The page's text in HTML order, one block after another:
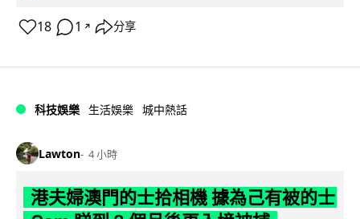
18 1 ↗ 分享
科技娛樂 生活娛樂 城中熱話
Lawton 4 小時
港夫婦澳門的士拾相機 據為己有被的士